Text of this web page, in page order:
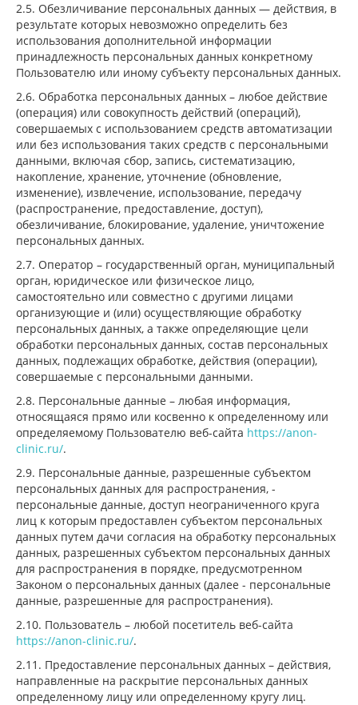
2.5. Обезличивание персональных данных — действия, в
результате которых невозможно определить без
использования дополнительной информации
принадлежность персональных данных конкретному
Пользователю или иному субъекту персональных данных.
2.6. Обработка персональных данных – любое действие
(операция) или совокупность действий (операций),
совершаемых с использованием средств автоматизации
или без использования таких средств с персональными
данными, включая сбор, запись, систематизацию,
накопление, хранение, уточнение (обновление,
изменение), извлечение, использование, передачу
(распространение, предоставление, доступ),
обезличивание, блокирование, удаление, уничтожение
персональных данных.
2.7. Оператор – государственный орган, муниципальный
орган, юридическое или физическое лицо,
самостоятельно или совместно с другими лицами
организующие и (или) осуществляющие обработку
персональных данных, а также определяющие цели
обработки персональных данных, состав персональных
данных, подлежащих обработке, действия (операции),
совершаемые с персональными данными.
2.8. Персональные данные – любая информация,
относящаяся прямо или косвенно к определенному или
определяемому Пользователю веб-сайта https://anon-
clinic.ru/.
2.9. Персональные данные, разрешенные субъектом
персональных данных для распространения, -
персональные данные, доступ неограниченного круга
лиц к которым предоставлен субъектом персональных
данных путем дачи согласия на обработку персональных
данных, разрешенных субъектом персональных данных
для распространения в порядке, предусмотренном
Законом о персональных данных (далее - персональные
данные, разрешенные для распространения).
2.10. Пользователь – любой посетитель веб-сайта
https://anon-clinic.ru/.
2.11. Предоставление персональных данных – действия,
направленные на раскрытие персональных данных
определенному лицу или определенному кругу лиц.